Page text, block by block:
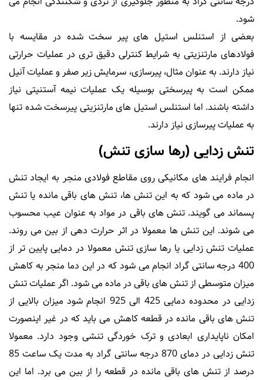
شود.
بعضی از استنلس استیل های پیر سخت شده در مقایسه با
فولادهای مارتنزیتی به شرایط کنترلی دقیق تری در عملیات حرارتی
نیاز دارند. به عنوان مثال، پیرسازی، سرمایش زیر صفر و عملیات آنیل
ممکن است به پیرسختی بوسیله یک عملیات نیمه آستنیتی نیاز
داشته باشند. اما استنلس استیل های مارتنزیتی پیرسخت شده تنها
به عملیات پیرسازی نیاز دارند.
تنش زدایی (رها سازی تنش)
انجام فرایند های مکانیکی روی مقاطع فولادی منجر به ایجاد تنش
در ماده می شود که به این تنش ها، تنش های باقی مانده یا تنش
پسماند می گویند. تنش های باقی در مواد به عنوان عیب محسوب
می شوند. این تنش ها معمولا در اثر حرارت دهی از بین می روند.
عملیات تنش زدایی یا رها سازی تنش معمولا در دمایی پایین تر از
400 درجه سانتی گراد انجام می شود که در این دما منجر به کاهش
میزان متوسطی از تنش های باقی در ماده می شود. اگر عملیات تنش
زدایی در محدوده دمایی 425 الی 925 انجام شود میزان بالایی از
تنش های باقی مانده در قطعه کاهش می باید که در غیر اینصورت
امکان ناپایداری ابعادی و ترک خوردگی تنشی وجود دارد. معمولا
تنش زدایی در دمای 870 درجه سانتی گراد به مدت یک ساعت 85
درصد از تنش های باقی مانده در قطعه را از بین می برد. اما این